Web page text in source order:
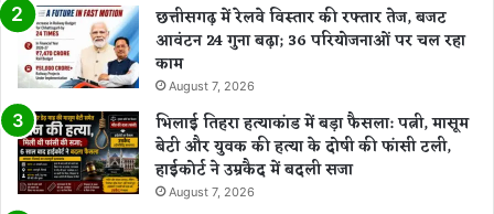
श
छत्तीसगढ़ में रेलवे विस्तार की रफ्तार तेज, बजट
आवंटन 24 गुना बढ़ा; 36 परियोजनाओं पर चल रहा
काम
August 7, 2026
भिलाई तिहरा हत्याकांड में बड़ा फैसला: पत्नी, मासूम
बेटी और युवक की हत्या के दोषी की फांसी टली,
हाईकोर्ट ने उम्रकैद में बदली सजा
August 7, 2026